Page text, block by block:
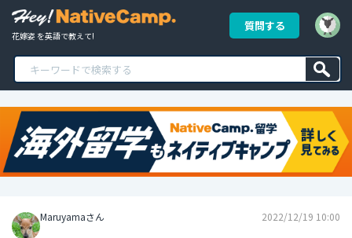
花嫁姿 を英語で教えて!
質問する
Maruyamaさん 2022/12/19 10:00